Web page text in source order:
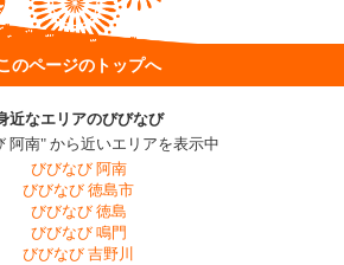
のページのトップへ
近なエリアのびびなび
阿南" から近いエリアを表示中
びびなび 阿南
びびなび 徳島市
びびなび 徳島
びびなび 鳴門
びびなび 吉野川